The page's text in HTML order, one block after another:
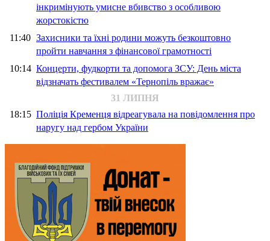
інкримінують умисне вбивство з особливою
жорстокістю
11:40 Захисники та їхні родини можуть безкоштовно
пройти навчання з фінансової грамотності
10:14 Концерти, фудкорти та допомога ЗСУ: День міста
відзначать фестивалем «Тернопіль вражає»
31 ЛИПНЯ
18:15 Поліція Кременця відреагувала на повідомлення про
наругу над гербом України